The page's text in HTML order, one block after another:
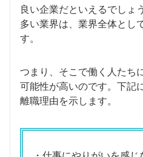
良い企業だといえるでしょ
多い業界は、業界全体とし
す。
つまり、そこで働く人たち
可能性が高いのです。下記
離職理由を示します。